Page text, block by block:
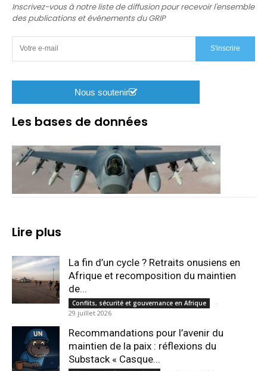
Inscrivez-vous à notre liste de diffusion pour recevoir l'ensemble
des publications et événements du GRIP
S'inscrire
Nous soutenir
Les bases de données
Lire plus
La fin d’un cycle ? Retraits onusiens en
Afrique et recomposition du maintien
de...
Conflits, sécurité et gouvernance en Afrique
-
29 juillet 2026
Recommandations pour l’avenir du
maintien de la paix : réflexions du
Substack « Casque...